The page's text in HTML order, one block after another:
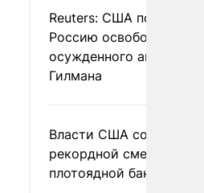
Reuters: США
Россию освободить
осужденного
Гилмана
Власти США сообщили
рекордной смертности
плотоядной бактерии